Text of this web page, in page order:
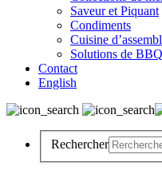
Saveur et Piquant
Condiments
Cuisine
Solutions de BBQ
Contact
English
Rechercher